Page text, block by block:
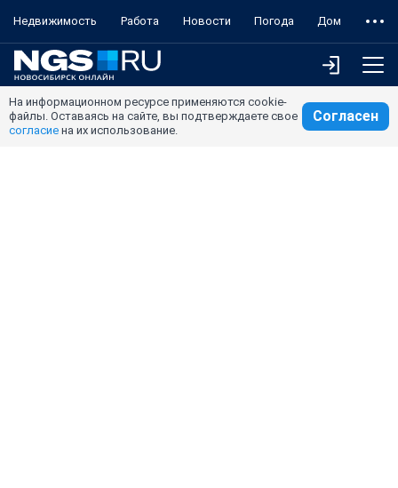
Недвижимость Работа Новости Погода Дом
На информационном ресурсе применяются cookie-
файлы. Оставаясь на сайте, вы подтверждаете свое
согласие на их использование.
Согласен